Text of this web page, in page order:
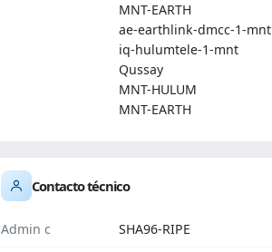
MNT-EARTH
ae-earthlink-dmcc-1-mnt
iq-hulumtele-1-mnt
Qussay
MNT-HULUM
MNT-EARTH
Contacto técnico
Admin c SHA96-RIPE